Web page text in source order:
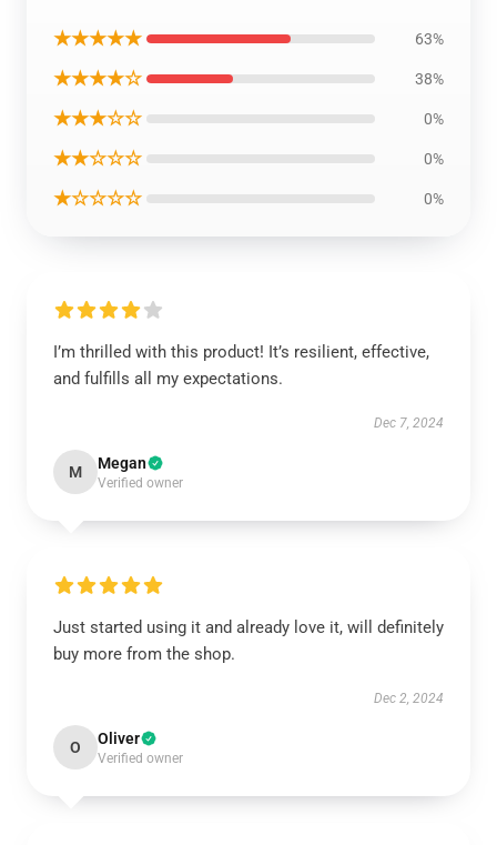
★★★★★ 63%
★★★★☆ 38%
★★★☆☆ 0%
★★☆☆☆ 0%
★☆☆☆☆ 0%
I’m thrilled with this product! It’s resilient, effective,
and fulfills all my expectations.
Dec 7, 2024
M Megan
Verified owner
Just started using it and already love it, will definitely
buy more from the shop.
Dec 2, 2024
O Oliver
Verified owner